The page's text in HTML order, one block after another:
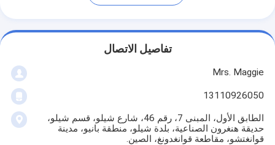
تفاصيل الاتصال
Mrs. Maggie
13110926050
الطابق الأول، المبنى 7، رقم 46، شارع شيلو، قسم شيلو،
حديقة هنغرون الصناعية، بلدة شيلو، منطقة بانيو، مدينة
قوانغتشو، مقاطعة قوانغدونغ، الصين.